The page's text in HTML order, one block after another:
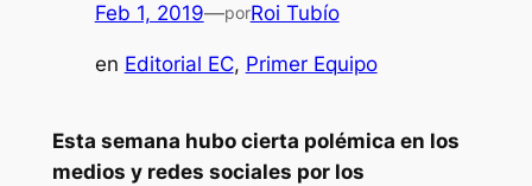
Feb 1, 2019—porRoi Tubío
en Editorial EC, Primer Equipo
Esta semana hubo cierta polémica en los
medios y redes sociales por los